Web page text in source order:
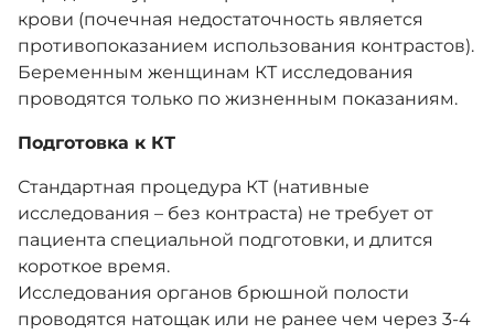
крови (почечная недостаточность является
противопоказанием использования контрастов).
Беременным женщинам КТ исследования
проводятся только по жизненным показаниям.
Подготовка к КТ
Стандартная процедура КТ (нативные
исследования – без контраста) не требует от
пациента специальной подготовки, и длится
короткое время.
Исследования органов брюшной полости
проводятся натощак или не ранее чем через 3-4